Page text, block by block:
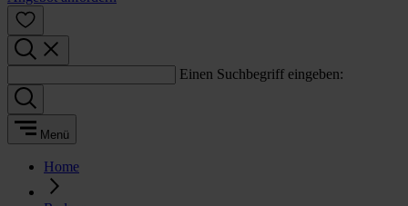
Einen Suchbegriff eingeben:
Menü
Home